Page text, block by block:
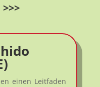
einen Leitfaden